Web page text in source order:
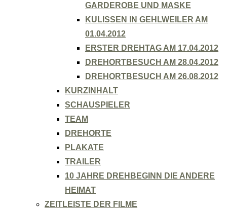
GARDEROBE UND MASKE
KULISSEN IN GEHLWEILER AM
01.04.2012
ERSTER DREHTAG AM 17.04.2012
DREHORTBESUCH AM 28.04.2012
DREHORTBESUCH AM 26.08.2012
KURZINHALT
SCHAUSPIELER
TEAM
DREHORTE
PLAKATE
TRAILER
10 JAHRE DREHBEGINN DIE ANDERE
HEIMAT
ZEITLEISTE DER FILME